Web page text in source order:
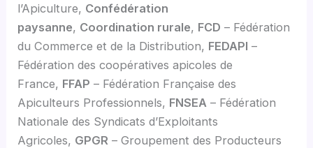
l’Apiculture, Confédération
paysanne, Coordination rurale, FCD – Fédération
du Commerce et de la Distribution, FEDAPI –
Fédération des coopératives apicoles de
France, FFAP – Fédération Française des
Apiculteurs Professionnels, FNSEA – Fédération
Nationale des Syndicats d’Exploitants
Agricoles, GPGR – Groupement des Producteurs